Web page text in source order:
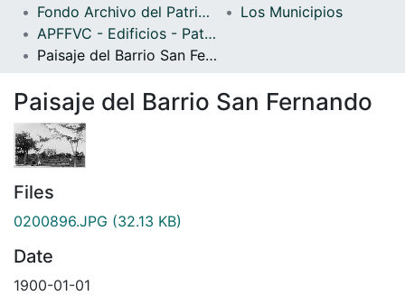
Statistics
Fondo Archivo del Patrimonio Fotográfico y Fílmico del Valle del Cauca
Los Municipios
APFFVC - Edificios - Patrimonial
Paisaje del Barrio San Fernando
Paisaje del Barrio San Fernando
Files
0200896.JPG (32.13 KB)
Date
1900-01-01